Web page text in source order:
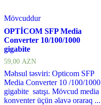
Mövcuddur
OPTİCOM SFP Media
Converter 10/100/1000
gigabite
59,00 AZN
Məhsul təsviri: Opticom SFP
Media Converter 10 /100/1000
gigabite satışı. Mövcud media
konventer üçün əlavə oraraq ...